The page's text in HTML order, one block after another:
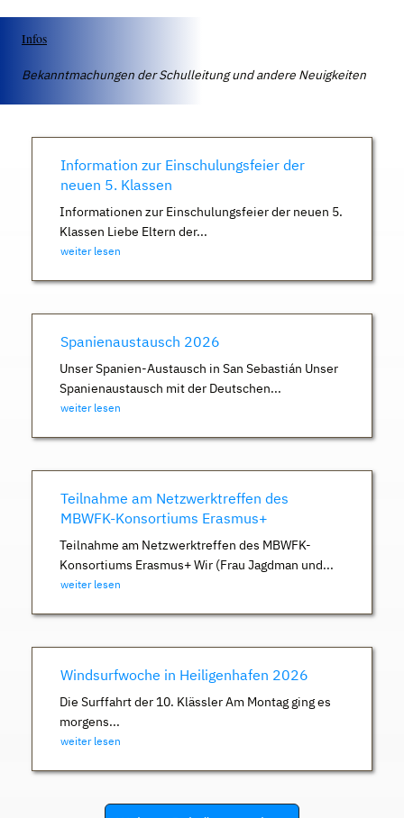
Infos
Bekanntmachungen der Schulleitung und andere Neuigkeiten
Information zur Einschulungsfeier der
neuen 5. Klassen
Informationen zur Einschulungsfeier der neuen 5.
Klassen Liebe Eltern der...
weiter lesen
Spanienaustausch 2026
Unser Spanien-Austausch in San Sebastián Unser
Spanienaustausch mit der Deutschen...
weiter lesen
Teilnahme am Netzwerktreffen des
MBWFK-Konsortiums Erasmus+
Teilnahme am Netzwerktreffen des MBWFK-
Konsortiums Erasmus+ Wir (Frau Jagdman und...
weiter lesen
Windsurfwoche in Heiligenhafen 2026
Die Surffahrt der 10. Klässler Am Montag ging es
morgens...
weiter lesen